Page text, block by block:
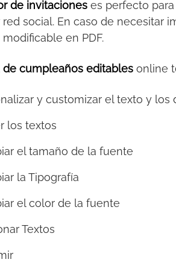
de invitaciones es perfecto
social. En caso de necesitar
en PDF.
de cumpleaños editables online
y customizar el texto y los
los textos
el tamaño de la fuente
la Tipografía
el color de la fuente
Textos